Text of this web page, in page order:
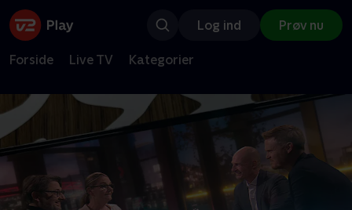
Log ind Prøv nu
Forside Live TV Kategorier